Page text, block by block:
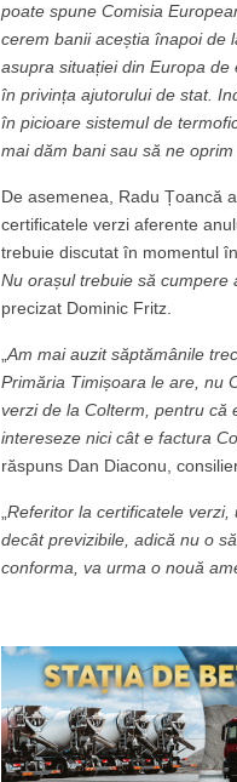
poate spune Comisia
cerem banii aceștia înapoi de
asupra situației din Europa
în privința ajutorului de stat.
în picioare sistemul de
mai dăm bani sau să ne
De asemenea, Radu Țoancă
certificatele verzi aferente
trebuie discutat în momentul
Nu orașul trebuie să cumpere
precizat Dominic Fritz.
„Am mai auzit săptămânile
Primăria Timișoara le are, nu
verzi de la Colterm, pentru că
intereseze nici cât e factura
răspuns Dan Diaconu,
„Referitor la certificatele
decât previzibile, adică nu o
conforma, va urma o nouă